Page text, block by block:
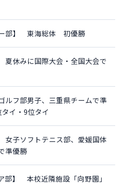
ー部】 東海総体 初優勝
夏休みに国際大会・全国大会で
ルフ部男子、三重県チームで準
イ・9位タイ
女子ソフトテニス部、愛媛国体
準優勝
部】 本校近隣施設「向野園」